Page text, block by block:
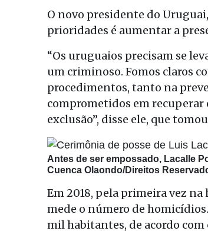
O novo presidente do
prioridades é aumentar a
“Os uruguaios precisam se
um criminoso. Fomos claros
procedimentos, tanto na
comprometidos em
exclusão”, disse ele, que
Antes de ser empossado, Lacalle
Cuenca Olaondo/Direitos
Em 2018, pela primeira vez
mede o número de
mil habitantes, de acordo